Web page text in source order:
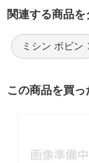
関連する商品
ミシン ボビン
この商品を買